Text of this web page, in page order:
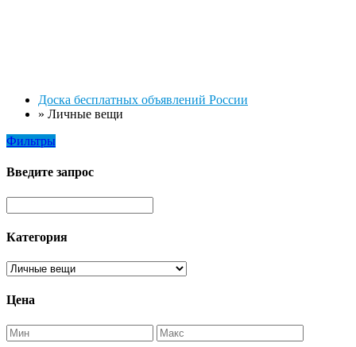
Доска бесплатных объявлений России
» Личные вещи
Фильтры
Введите запрос
Категория
Цена